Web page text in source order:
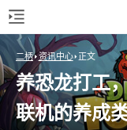
二柄 资讯中心 正文
养恐龙打工
联机的养成